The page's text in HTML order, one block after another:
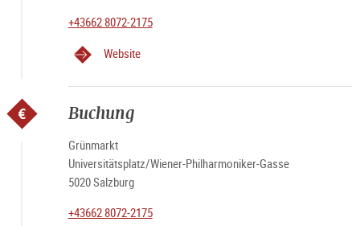
+43662 8072-2175
Website
Buchung
Grünmarkt
Universitätsplatz/Wiener-Philharmoniker-Gasse
5020 Salzburg
+43662 8072-2175